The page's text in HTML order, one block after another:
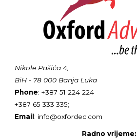
Nikole Pašića 4,
BiH - 78 000 Banja Luka
Phone: +387 51 224 224
+387 65 333 335;
Email: info@oxfordec.com
Radno vrijeme: